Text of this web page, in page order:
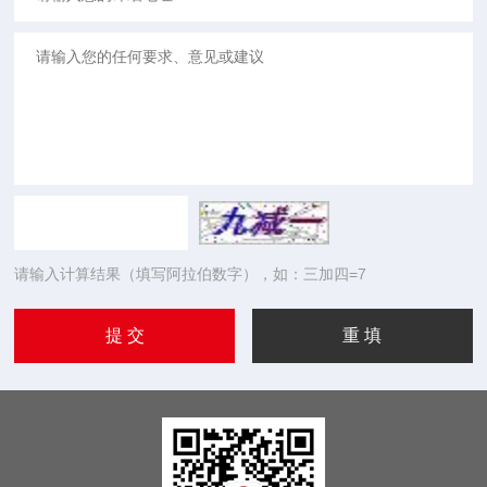
请输入计算结果（填写阿拉伯数字），如：三加四=7